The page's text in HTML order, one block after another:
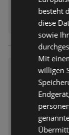
besteht
diese
sowie
Mit
willigen